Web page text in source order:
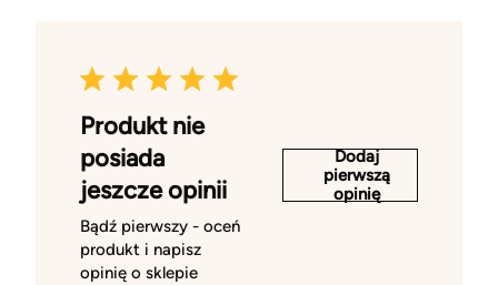
Produkt nie
posiada
jeszcze opinii
Bądź pierwszy - oceń
produkt i napisz
opinię o sklepie
Dodaj
pierwszą
opinię